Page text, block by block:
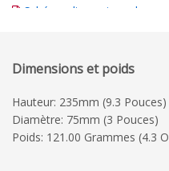
Schéma dimensionnel
Dimensions et poids
Hauteur: 235mm (9.3 Pouces)
Diamètre: 75mm (3 Pouces)
Poids: 121.00 Grammes (4.3